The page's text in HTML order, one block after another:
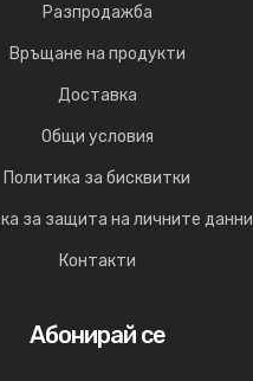
Разпродажба
Връщане на продукти
Доставка
Общи условия
Политика за бисквитки
за защита на личните данни
Контакти
Абонирай се